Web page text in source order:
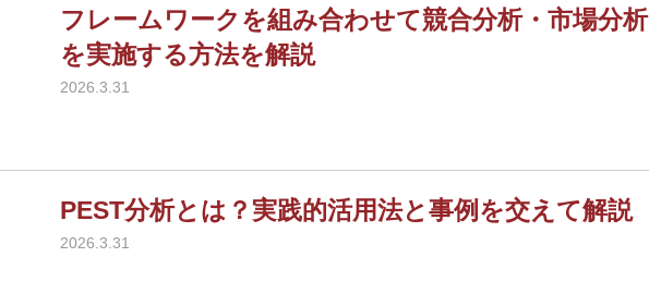
フレームワークを組み合わせて競合分析・市場分析
を実施する方法を解説
2026.3.31
PEST分析とは？実践的活用法と事例を交えて解説
2026.3.31